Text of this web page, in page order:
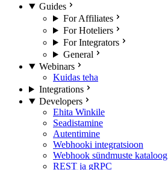
Guides
For Affiliates
For Hoteliers
For Integrators
General
Webinars
Kuidas teha
Integrations
Developers
Ehita Winkile
Seadistamine
Autentimine
Webhooki integratsioon
Webhook sündmuste kataloog
REST ja gRPC